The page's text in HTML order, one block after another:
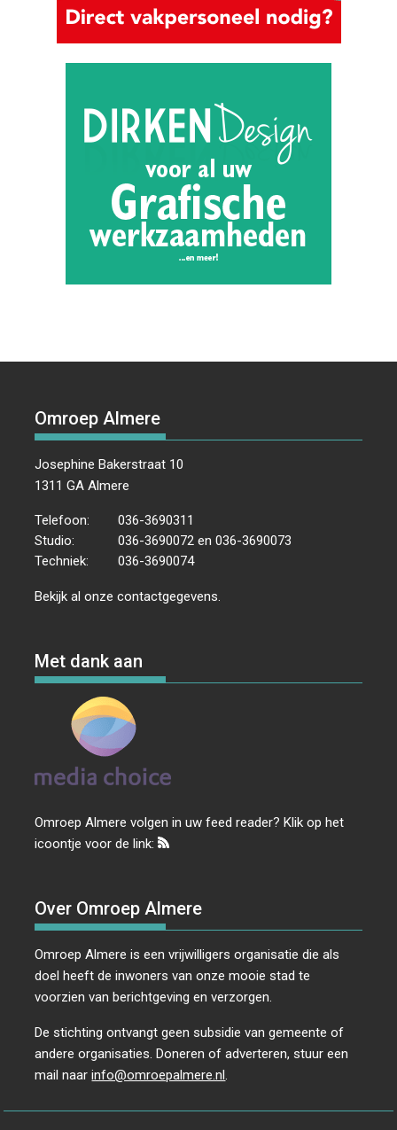
Omroep Almere
Josephine Bakerstraat 10
1311 GA Almere
Telefoon:
036-3690311
Studio:
036-3690072 en 036-3690073
Techniek:
036-3690074
Bekijk al onzecontactgegevens
Met dank aan
Omroep Almere volgen in uw feed reader? Klik op het
icoontje voor de link:
Over Omroep Almere
Omroep Almere is een vrijwilligers organisatie die als
doel heeft de inwoners van onze mooie stad te
voorzien van berichtgeving en verzorgen.
De stichting ontvangt geen subsidie van gemeente of
andere organisaties. Doneren of adverteren, stuur een
mail naarinfo@omroepalmere.nl.